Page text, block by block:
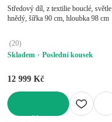
Středový díl, z textilie bouclé, světle
hnědý, šířka 90 cm, hloubka 98 cm
(20)
Skladem
Poslední kousek
12 999 Kč